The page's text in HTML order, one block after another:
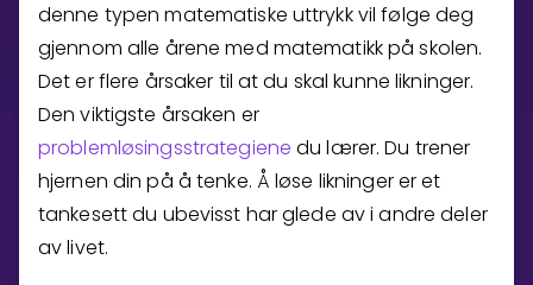
Junior Matte
Vis mer
Bestill privatundervisning
Inviter en venn
denne typen matematiske uttrykk vil følge deg
gjennom alle årene med matematikk på skolen.
Det er flere årsaker til at du skal kunne likninger.
Den viktigste årsaken er
problemløsingsstrategiene du lærer. Du trener
hjernen din på å tenke. Å løse likninger er et
tankesett du ubevisst har glede av i andre deler
av livet.